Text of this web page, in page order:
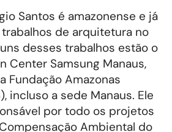
Santos é amazonense e já
de arquitetura no
desses trabalhos estão o
Center Samsung Manaus,
Fundação Amazonas
incluso a sede Manaus. Ele
por todo os projetos
Ambiental do